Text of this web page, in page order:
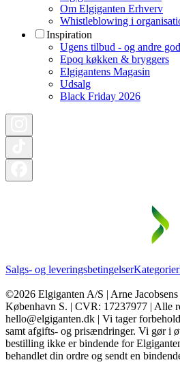
Om Elgiganten Erhverv
Whistleblowing i
Inspiration
Ugens tilbud - og andre
Epoq køkken & bryggers
Elgigantens Magasin
Udsalg
Black Friday 2026
Salgs- og leveringsbetingelserKategorier
©2026 Elgiganten A/S | Arne
København S. | CVR: 17237977 | Alle
hello@elgiganten.dk | Vi tager
samt afgifts- og prisændringer. Vi gør i
bestilling ikke er bindende for
behandlet din ordre og sendt en